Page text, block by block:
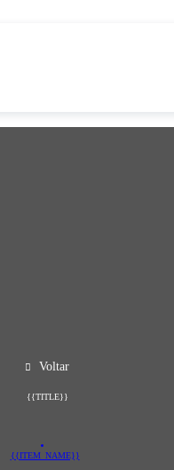
Voltar
{{TITLE}}
{{ITEM_NAME}}